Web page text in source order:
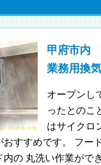
甲府市内
業務用換
オープンし
ったとのこ
はサイクロ
おすすめです。 フー
内の 丸洗い作業がで